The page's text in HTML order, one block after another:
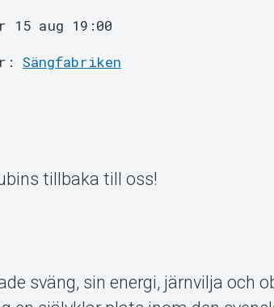
15 aug 19:00
Sängfabriken
tillbaka till oss!
sväng, sin energi, järnvilja och